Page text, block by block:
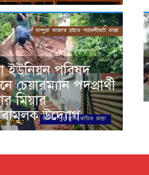
ইউনিয়ন পরিষদ
চেয়ারম্যান পদপ্রার্থী
মিয়ার
উদ্যোগ